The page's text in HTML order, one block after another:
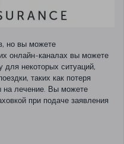
но вы можете
онлайн-каналах вы можете
для некоторых ситуаций,
таких как потеря
на лечение. Вы можете
при подаче заявления